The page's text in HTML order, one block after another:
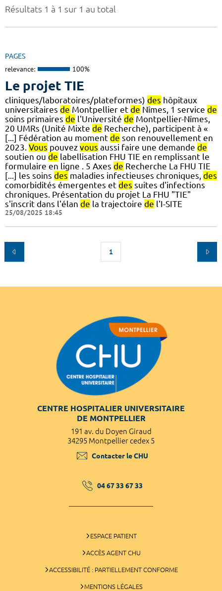
Résultats 1 à 1 sur 1 au total
PAGES
relevance: 100%
Le projet TIE
cliniques/laboratoires/plateformes) des hôpitaux
universitaires de Montpellier et de Nîmes, 1 service de
soins primaires de l'Université de Montpellier-Nîmes,
20 UMRs (Unité Mixte de Recherche), participent à «
[...] Fédération au moment de son renouvellement en
2023. Vous pouvez vous aussi faire une demande de
soutien ou de labellisation FHU TIE en remplissant le
formulaire en ligne . 5 Axes de Recherche La FHU TIE
[...] les soins des maladies infectieuses chroniques, des
comorbidités émergentes et des suites d'infections
chroniques. Présentation du projet La FHU "TIE"
s'inscrit dans l'élan de la trajectoire de l'I-SITE
25/08/2025 18:45
1
CENTRE HOSPITALIER UNIVERSITAIRE
DE MONTPELLIER
191 av. du Doyen Giraud
34295 Montpellier cedex 5
Contacter le CHU
04 67 33 67 33
ESPACE PATIENT
ACCÈS AGENT CHU
ACCESSIBILITÉ : PARTIELLEMENT CONFORME
MENTIONS LÉGALES